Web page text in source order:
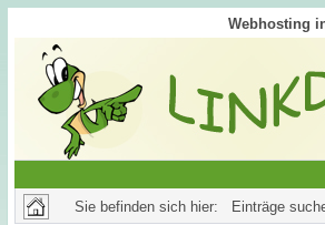
Webhosting
Sie befinden sich hier: Einträge